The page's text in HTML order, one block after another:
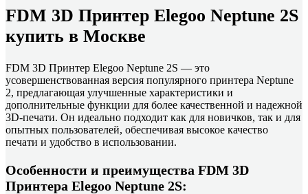
FDM 3D Принтер Elegoo Neptune 2S
купить в Москве
FDM 3D Принтер Elegoo Neptune 2S — это
усовершенствованная версия популярного принтера Neptune
2, предлагающая улучшенные характеристики и
дополнительные функции для более качественной и надежной
3D-печати. Он идеально подходит как для новичков, так и для
опытных пользователей, обеспечивая высокое качество
печати и удобство в использовании.
Особенности и преимущества FDM 3D
Принтера Elegoo Neptune 2S: